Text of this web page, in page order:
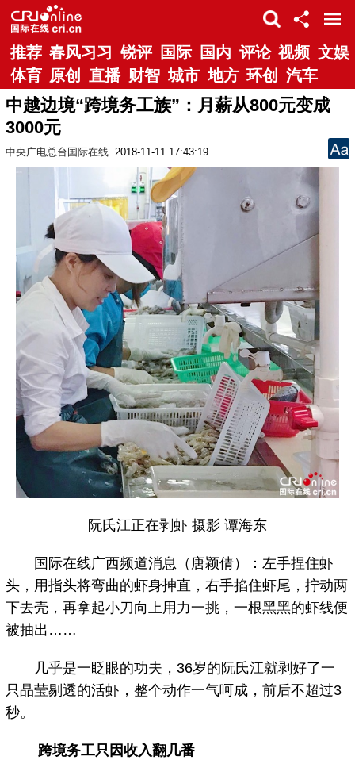
推荐 春风习习 锐评 国际 国内 评论 视频 文娱
体育 原创 直播 财智 城市 地方 环创 汽车
中越边境“跨境务工族”：月薪从800元变成
3000元
中央广电总台国际在线 2018-11-11 17:43:19
阮氏江正在剥虾 摄影 谭海东
国际在线广西频道消息（唐颖倩）：左手捏住虾
头，用指头将弯曲的虾身抻直，右手掐住虾尾，拧动两
下去壳，再拿起小刀向上用力一挑，一根黑黑的虾线便
被抽出……
几乎是一眨眼的功夫，36岁的阮氏江就剥好了一
只晶莹剔透的活虾，整个动作一气呵成，前后不超过3
秒。
跨境务工只因收入翻几番